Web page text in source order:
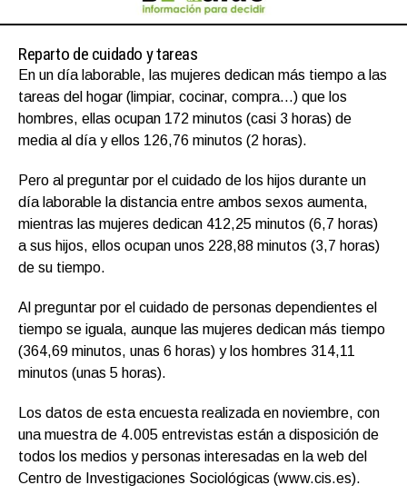
Reparto de cuidado y tareas
En un día laborable, las mujeres dedican más tiempo a las
tareas del hogar (limpiar, cocinar, compra…) que los
hombres, ellas ocupan 172 minutos (casi 3 horas) de
media al día y ellos 126,76 minutos (2 horas).
Pero al preguntar por el cuidado de los hijos durante un
día laborable la distancia entre ambos sexos aumenta,
mientras las mujeres dedican 412,25 minutos (6,7 horas)
a sus hijos, ellos ocupan unos 228,88 minutos (3,7 horas)
de su tiempo.
Al preguntar por el cuidado de personas dependientes el
tiempo se iguala, aunque las mujeres dedican más tiempo
(364,69 minutos, unas 6 horas) y los hombres 314,11
minutos (unas 5 horas).
Los datos de esta encuesta realizada en noviembre, con
una muestra de 4.005 entrevistas están a disposición de
todos los medios y personas interesadas en la web del
Centro de Investigaciones Sociológicas (www.cis.es).